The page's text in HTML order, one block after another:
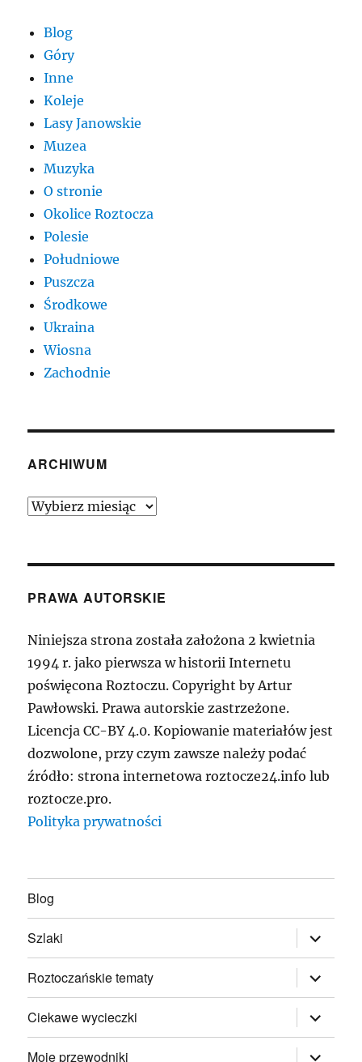
Blog
Góry
Inne
Koleje
Lasy Janowskie
Muzea
Muzyka
O stronie
Okolice Roztocza
Polesie
Południowe
Puszcza
Środkowe
Ukraina
Wiosna
Zachodnie
ARCHIWUM
Archiwum
PRAWA AUTORSKIE
Niniejsza strona została założona 2 kwietnia
1994 r. jako pierwsza w historii Internetu
poświęcona Roztoczu. Copyright by Artur
Pawłowski. Prawa autorskie zastrzeżone.
Licencja CC-BY 4.0. Kopiowanie materiałów jest
dozwolone, przy czym zawsze należy podać
źródło: strona internetowa roztocze24.info lub
roztocze.pro.
Polityka prywatności
Blog
Szlaki rozwiń
menu
potomne
Roztoczańskie tematy
rozwiń
menu
potomne
Ciekawe wycieczki
rozwiń
menu
potomne
Moje przewodniki
rozwiń